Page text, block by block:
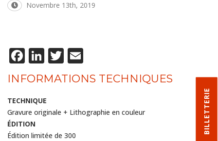
BILLETTERIE
Novembre 13th, 2019
Facebook
LinkedIn
Twitter
INFORMATIONS TECHNIQUES
TECHNIQUE
Gravure originale + Lithographie en couleur
ÉDITION
Édition limitée de 300